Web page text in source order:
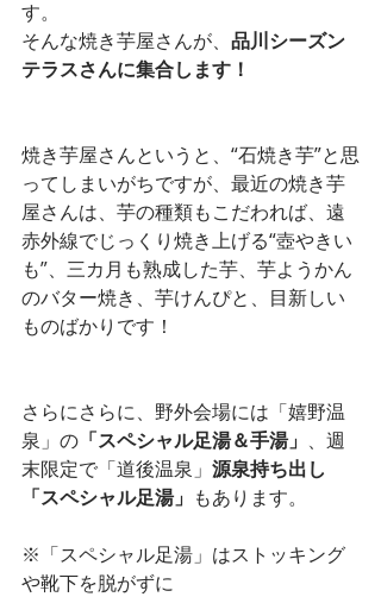
す。
そんな焼き芋屋さんが、 品川シーズン
テラスさんに集合します！
焼き芋屋さんというと、“石焼き芋”と思
ってしまいがちですが、最近の焼き芋
屋さんは、芋の種類もこだわれば、遠
赤外線でじっくり焼き上げる“壺やきい
も”、三カ月も熟成した芋、芋ようかん
のバター焼き、芋けんぴと、目新しい
ものばかりです！
さらにさらに、野外会場には「嬉野温
泉」の 「スペシャル足湯＆手湯」 、週
末限定で「道後温泉」 源泉持ち出し
「スペシャル足湯」 もあります。
※「スペシャル足湯」はストッキング
や靴下を脱がずに